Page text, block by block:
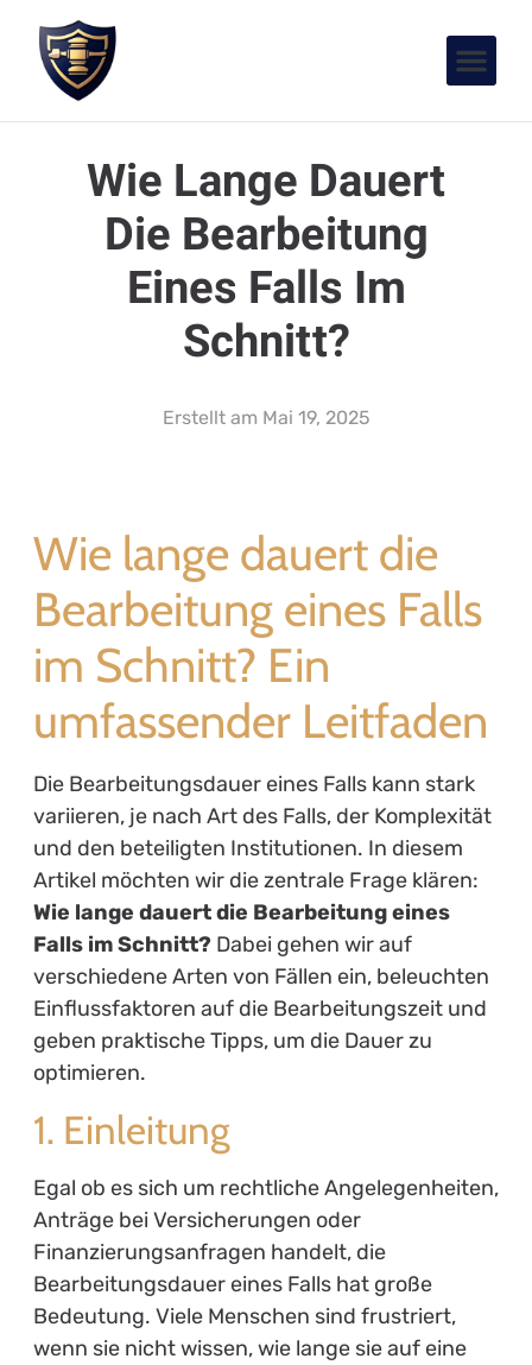
Wie Lange Dauert
Die Bearbeitung
Eines Falls Im
Schnitt?
Erstellt am Mai 19, 2025
Wie lange dauert die
Bearbeitung eines Falls
im Schnitt? Ein
umfassender Leitfaden
Die Bearbeitungsdauer eines Falls kann stark
variieren, je nach Art des Falls, der Komplexität
und den beteiligten Institutionen. In diesem
Artikel möchten wir die zentrale Frage klären:
Wie lange dauert die Bearbeitung eines
Falls im Schnitt?Dabei gehen wir auf
verschiedene Arten von Fällen ein, beleuchten
Einflussfaktoren auf die Bearbeitungszeit und
geben praktische Tipps, um die Dauer zu
optimieren.
1. Einleitung
Egal ob es sich um rechtliche Angelegenheiten,
Anträge bei Versicherungen oder
Finanzierungsanfragen handelt, die
Bearbeitungsdauer eines Falls hat große
Bedeutung. Viele Menschen sind frustriert,
wenn sie nicht wissen, wie lange sie auf eine